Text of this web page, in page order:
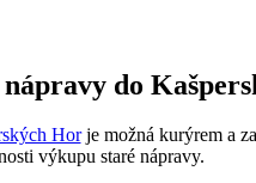
do
Horje možná kurýrem a
výkupu staré nápravy.